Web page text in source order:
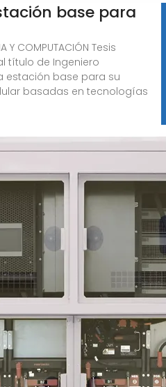
base para
Y COMPUTACIÓN Tesis
título de Ingeniero
estación base para su
basadas en tecnologías